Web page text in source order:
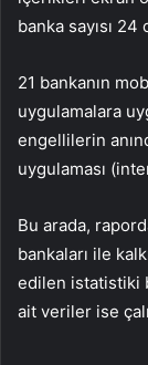
banka sayısı
21 bankanın
uygulamalara
engellilerin
uygulaması
Bu arada,
bankaları ile
edilen istatistiki
ait veriler ise